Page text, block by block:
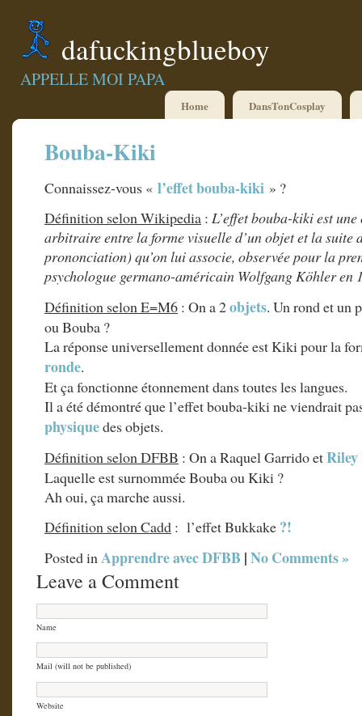
dafuckingblueboy
APPELLE MOI PAPA
Home DansTonCosplay
Bouba-Kiki
Connaissez-vous « l’effet bouba-kiki » ?
Définition selon Wikipedia : L’effet bouba-kiki est
arbitraire entre la forme visuelle d’un objet et la suite
prononciation) qu’on lui associe, observée pour la
psychologue germano-américain Wolfgang Köhler en
Définition selon E=M6 : On a 2objets. Un rond et un
ou Bouba ?
La réponse universellement donnée est Kiki pour la
ronde.
Et ça fonctionne étonnement dans toutes les langues.
Il a été démontré que l’effet bouba-kiki ne viendrait
physiquedes objets.
Définition selon DFBB : On a Raquel Garrido etRiley
Laquelle est surnommée Bouba ou Kiki ?
Ah oui, ça marche aussi.
Définition selon Cadd : l’effet Bukkake ?!
Posted inApprendre avec DFBB |No Comments »
Leave a Comment
Name
Mail (will not be published)
Website